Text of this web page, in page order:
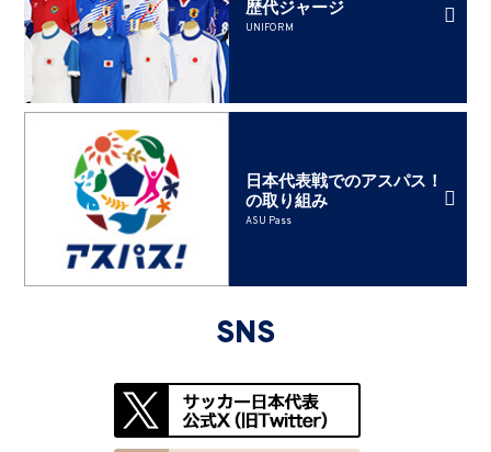
歴代ジャージ
UNIFORM
日本代表戦でのアスパス！
の取り組み
ASU Pass
SNS